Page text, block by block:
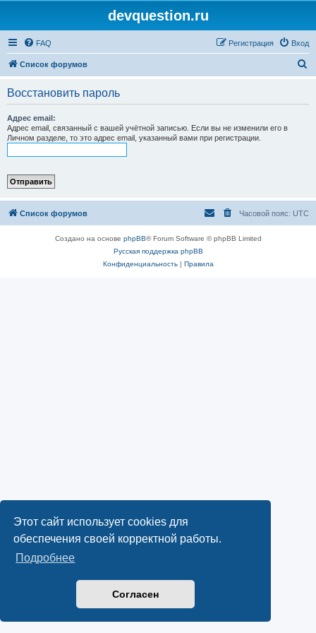
Этот сайт использует cookies для
обеспечения своей корректной работы.
Подробнее
Согласен
devquestion.ru
FAQ Вход
Регистрация
Список форумов
Восстановить пароль
Адрес email:
Адрес email, связанный с вашей учётной записью. Если вы не изменили его в
Личном разделе, то это адрес email, указанный вами при регистрации.
Список форумов Часовой пояс: UTC
Создано на основе phpBB® Forum Software © phpBB Limited
Русская поддержка phpBB
Конфиденциальность| Правила